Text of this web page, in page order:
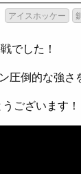
アイスホッケー
でした！
圧倒的な強さ
ございます！